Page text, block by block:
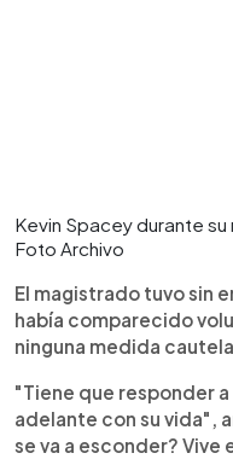
Kevin Spacey durante
Foto Archivo
El magistrado tuvo sin
había comparecido
ninguna medida
"Tiene que responder
adelante con su vida",
se va a esconder? Vive